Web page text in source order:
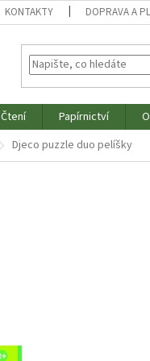
KONTAKTY DOPRAVA A
Čtení Papírnictví
Djeco puzzle duo pelíšky